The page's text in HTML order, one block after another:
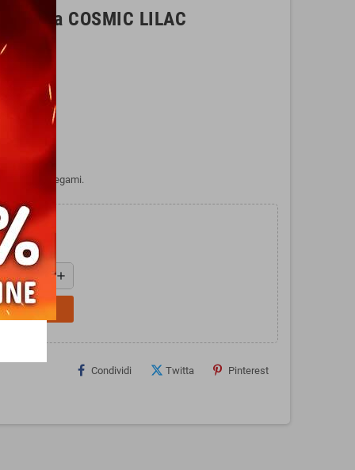
lilla COSMIC LILAC
LILAC di Legami.
add
Condividi Twitta Pinterest